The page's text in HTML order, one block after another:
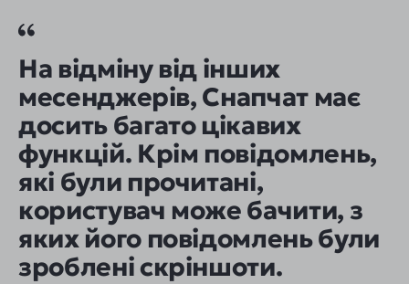
На відміну від інших
месенджерів, Снапчат має
досить багато цікавих
функцій. Крім повідомлень,
які були прочитані,
користувач може бачити, з
яких його повідомлень були
зроблені скріншоти.